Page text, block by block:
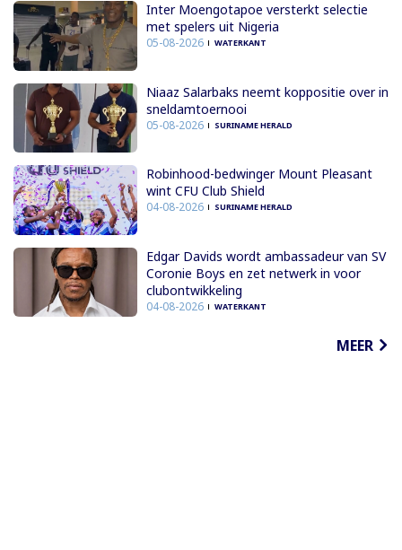
Inter Moengotapoe versterkt selectie
met spelers uit Nigeria
05-08-2026 WATERKANT
Niaaz Salarbaks neemt koppositie over in
sneldamtoernooi
05-08-2026 SURINAME HERALD
Robinhood-bedwinger Mount Pleasant
wint CFU Club Shield
04-08-2026 SURINAME HERALD
Edgar Davids wordt ambassadeur van SV
Coronie Boys en zet netwerk in voor
clubontwikkeling
04-08-2026 WATERKANT
MEER